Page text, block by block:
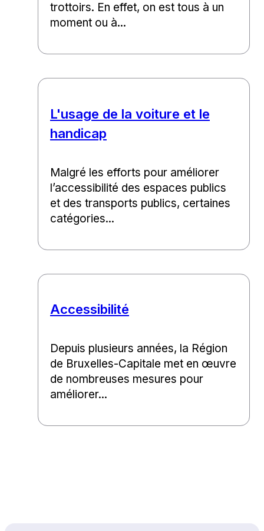
trottoirs. En effet, on est tous à un
moment ou à...
L'usage de la voiture et le
handicap
Malgré les efforts pour améliorer
l’accessibilité des espaces publics
et des transports publics, certaines
catégories...
Accessibilité
Depuis plusieurs années, la Région
de Bruxelles-Capitale met en œuvre
de nombreuses mesures pour
améliorer...